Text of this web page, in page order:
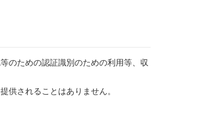
のための認証識別のための利用等、収
供されることはありません。